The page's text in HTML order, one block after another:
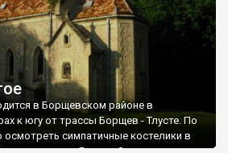
в Борщевском районе в
к югу от трассы Борщев - Тлусте. По
симпатичные костелики в